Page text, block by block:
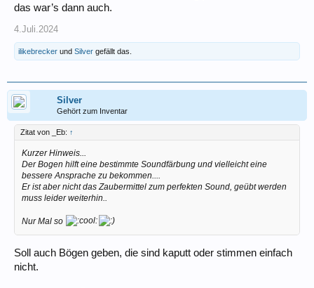
das war’s dann auch.
4.Juli.2024
ilikebrecker und Silver gefällt das.
Silver
Gehört zum Inventar
Zitat von _Eb: ↑
Kurzer Hinweis...
Der Bogen hilft eine bestimmte Soundfärbung und vielleicht eine
bessere Ansprache zu bekommen....
Er ist aber nicht das Zaubermittel zum perfekten Sound, geübt werden
muss leider weiterhin..
Nur Mal so
Soll auch Bögen geben, die sind kaputt oder stimmen einfach
nicht.